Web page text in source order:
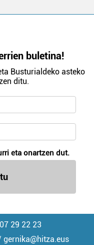
buletina!
Busturialdeko asteko
ditu.
eta onartzen dut.
29 22 23